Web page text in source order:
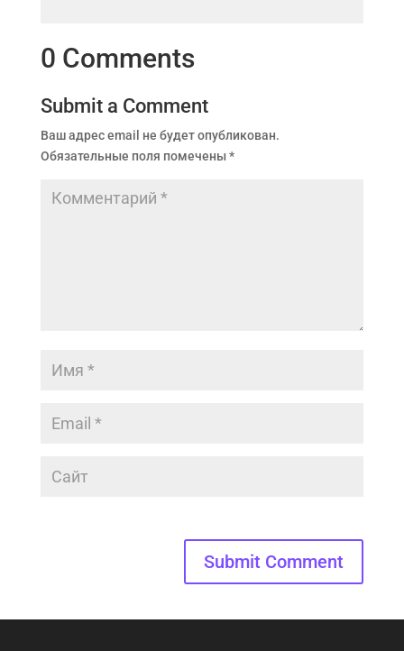
0 Comments
Submit a Comment
Ваш адрес email не будет опубликован.
Обязательные поля помечены*
Submit Comment